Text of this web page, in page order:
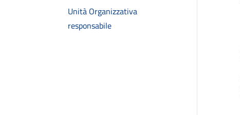
Unità Organizzativa
responsabile